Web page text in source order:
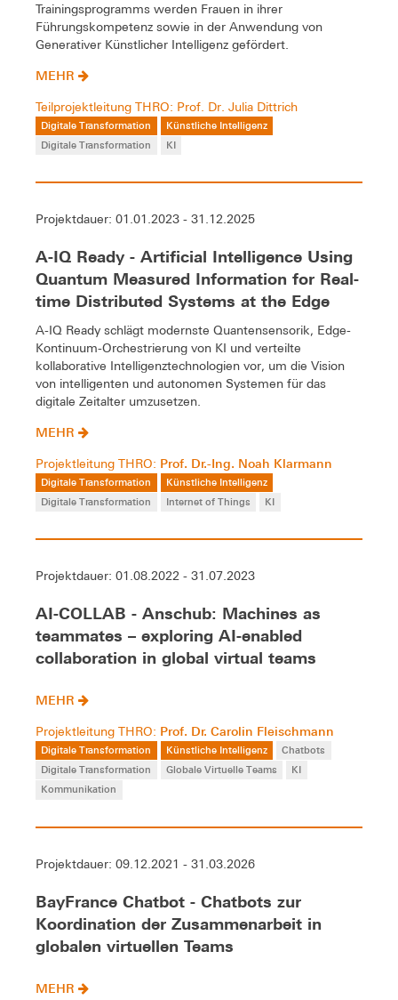
Trainingsprogramms werden Frauen in ihrer
Führungskompetenz sowie in der Anwendung von
Generativer Künstlicher Intelligenz gefördert.
MEHR
Teilprojektleitung THRO: Prof. Dr. Julia Dittrich
Digitale Transformation
Künstliche Intelligenz
Digitale Transformation
KI
Projektdauer: 01.01.2023 - 31.12.2025
A-IQ Ready - Artificial Intelligence Using
Quantum Measured Information for Real-
time Distributed Systems at the Edge
A-IQ Ready schlägt modernste Quantensensorik, Edge-
Kontinuum-Orchestrierung von KI und verteilte
kollaborative Intelligenztechnologien vor, um die Vision
von intelligenten und autonomen Systemen für das
digitale Zeitalter umzusetzen.
MEHR
Projektleitung THRO: Prof. Dr.-Ing. Noah Klarmann
Digitale Transformation
Künstliche Intelligenz
Digitale Transformation
Internet of Things KI
Projektdauer: 01.08.2022 - 31.07.2023
AI-COLLAB - Anschub: Machines as
teammates – exploring AI-enabled
collaboration in global virtual teams
MEHR
Projektleitung THRO: Prof. Dr. Carolin Fleischmann
Digitale Transformation Künstliche Intelligenz
Chatbots
Digitale Transformation
Globale Virtuelle Teams
KI
Kommunikation
Projektdauer: 09.12.2021 - 31.03.2026
BayFrance Chatbot - Chatbots zur
Koordination der Zusammenarbeit in
globalen virtuellen Teams
MEHR